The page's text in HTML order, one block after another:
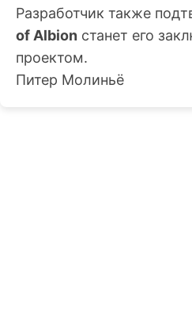
Разработчик также
of Albion станет его
проектом.
Питер Молиньё